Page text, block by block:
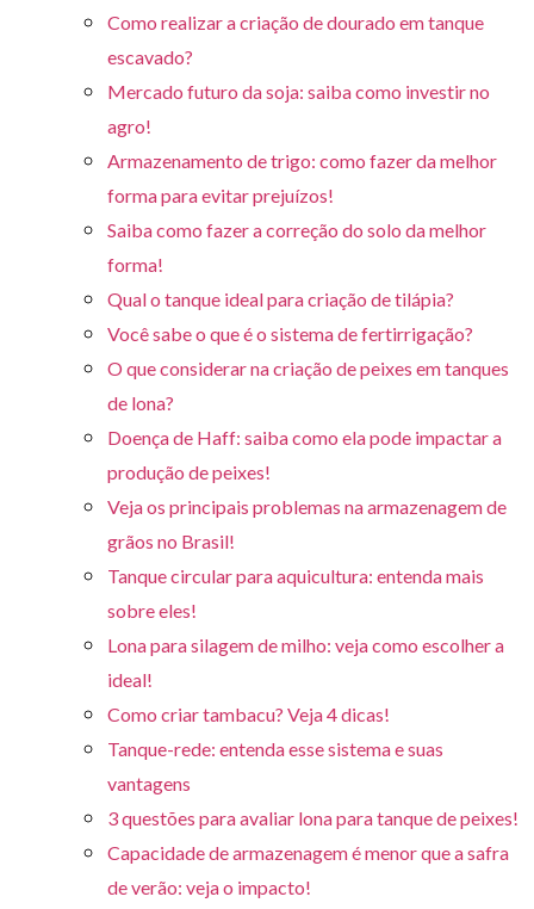
Como realizar a criação de dourado em tanque
escavado?
Mercado futuro da soja: saiba como investir no
agro!
Armazenamento de trigo: como fazer da melhor
forma para evitar prejuízos!
Saiba como fazer a correção do solo da melhor
forma!
Qual o tanque ideal para criação de tilápia?
Você sabe o que é o sistema de fertirrigação?
O que considerar na criação de peixes em tanques
de lona?
Doença de Haff: saiba como ela pode impactar a
produção de peixes!
Veja os principais problemas na armazenagem de
grãos no Brasil!
Tanque circular para aquicultura: entenda mais
sobre eles!
Lona para silagem de milho: veja como escolher a
ideal!
Como criar tambacu? Veja 4 dicas!
Tanque-rede: entenda esse sistema e suas
vantagens
3 questões para avaliar lona para tanque de peixes!
Capacidade de armazenagem é menor que a safra
de verão: veja o impacto!